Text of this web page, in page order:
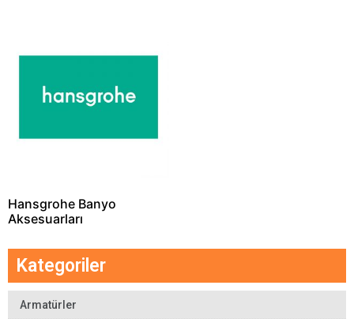
Kategoriler
Armatürler
Hansgrohe Banyo
Aksesuarları